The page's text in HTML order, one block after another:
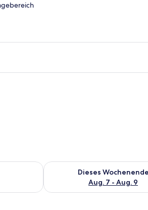
für morgen, Aug. 7 - Aug. 8.
Dieses Wochenende
Aug. 7 - Aug. 9
Überprüfe die Verfügbarkeit